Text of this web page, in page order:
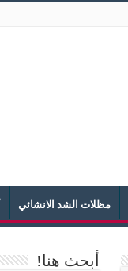
مظلات الشد الانشائي
أبحث هنا!